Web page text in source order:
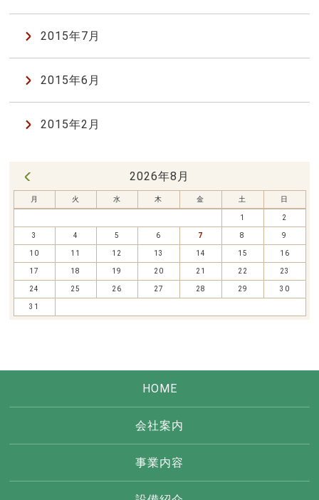
2015年7月
2015年6月
2015年2月
2026年8月
月 火 水 木 金 土 日
1 2
3 4 5 6 7 8 9
10 11 12 13 14 15 16
17 18 19 20 21 22 23
24 25 26 27 28 29 30
31
HOME
会社案内
事業内容